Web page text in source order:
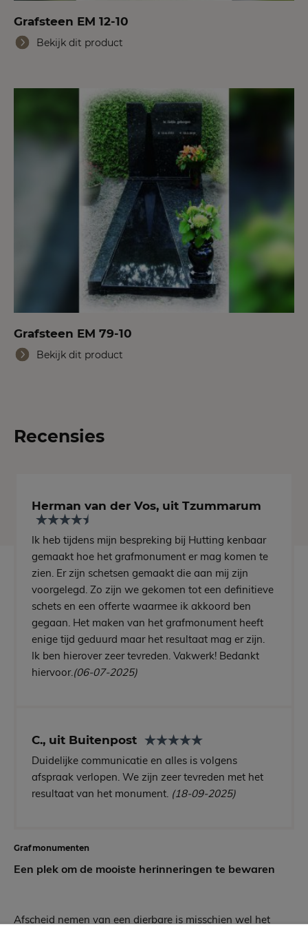
Grafsteen EM 12-10
Bekijk dit product
Grafsteen EM 79-10
Bekijk dit product
Recensies
Herman van der Vos, uit Tzummarum
Ik heb tijdens mijn bespreking bij Hutting kenbaar
gemaakt hoe het grafmonument er mag komen te
zien. Er zijn schetsen gemaakt die aan mij zijn
voorgelegd. Zo zijn we gekomen tot een definitieve
schets en een offerte waarmee ik akkoord ben
gegaan. Het maken van het grafmonument heeft
enige tijd geduurd maar het resultaat mag er zijn.
Ik ben hierover zeer tevreden. Vakwerk! Bedankt
hiervoor.(06-07-2025)
C., uit Buitenpost
Duidelijke communicatie en alles is volgens
afspraak verlopen. We zijn zeer tevreden met het
resultaat van het monument. (18-09-2025)
Grafmonumenten
Een plek om de mooiste herinneringen te bewaren
Afscheid nemen van een dierbare is misschien wel het